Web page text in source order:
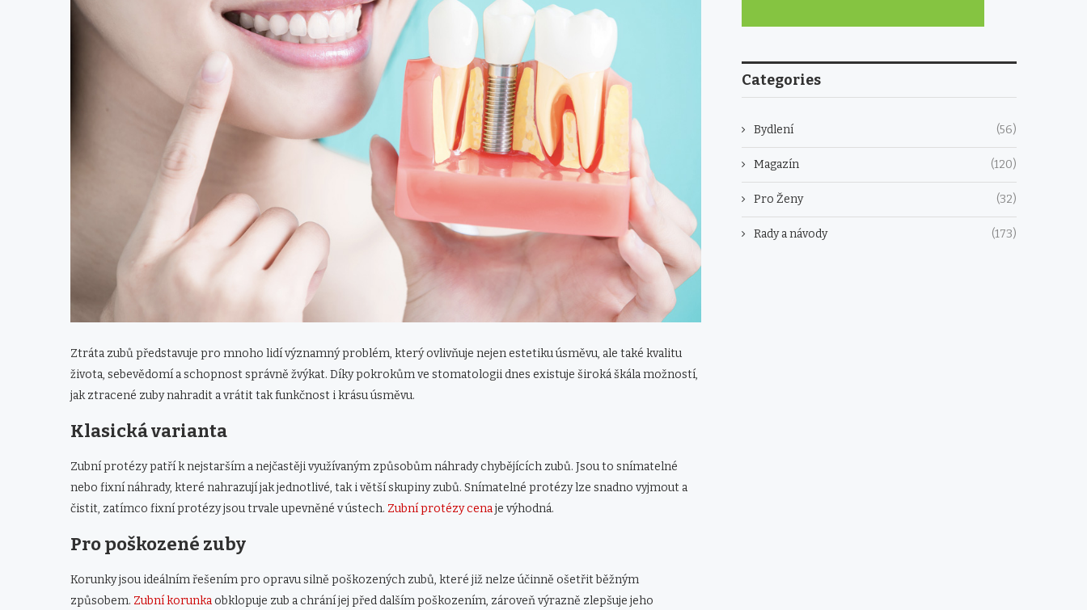
Ztráta zubů představuje pro mnoho lidí významný problém, který ovlivňuje nejen estetiku úsměvu, ale také kvalitu
života, sebevědomí a schopnost správně žvýkat. Díky pokrokům ve stomatologii dnes existuje široká škála možností,
jak ztracené zuby nahradit a vrátit tak funkčnost i krásu úsměvu.
Klasická varianta
Zubní protézy patří k nejstarším a nejčastěji využívaným způsobům náhrady chybějících zubů. Jsou to snímatelné
nebo fixní náhrady, které nahrazují jak jednotlivé, tak i větší skupiny zubů. Snímatelné protézy lze snadno vyjmout a
čistit, zatímco fixní protézy jsou trvale upevněné v ústech. Zubní protézy cenaje výhodná.
Pro poškozené zuby
Korunky jsou ideálním řešením pro opravu silně poškozených zubů, které již nelze účinně ošetřit běžným
způsobem. Zubní korunkaobklopuje zub a chrání jej před dalším poškozením, zároveň výrazně zlepšuje jeho
Categories
Bydlení (56)
Magazín (120)
Pro Ženy (32)
Rady a návody (173)